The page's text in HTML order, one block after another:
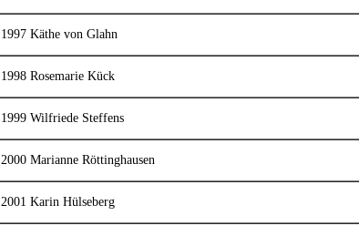
1997 Käthe von Glahn
1998 Rosemarie Kück
1999 Wilfriede Steffens
2000 Marianne Röttinghausen
2001 Karin Hülseberg